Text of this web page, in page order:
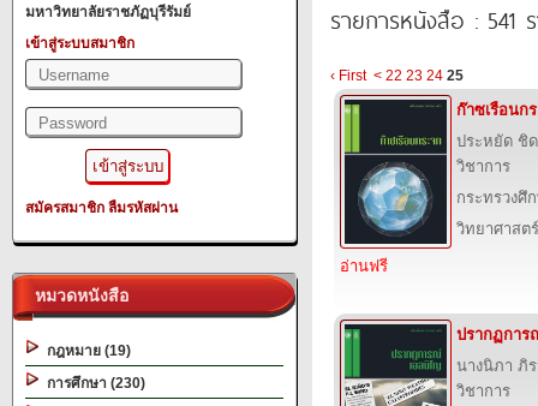
มหาวิทยาลัยราชภัฏบุรีรัมย์
เข้าสู่ระบบสมาชิก
สมัครสมาชิก ลืมรหัสผ่าน
หมวดหนังสือ
กฎหมาย (19)
การศึกษา (230)
รายการหนังสือ : 541
‹ First < 22 23 24 25
ก๊าซเรือนก
ประหยัด ชิ
วิชาการ
กระทรวงศึ
วิทยาศาสตร์
อ่านฟรี
ปรากฏการ
นางนิภา ภิ
วิชาการ